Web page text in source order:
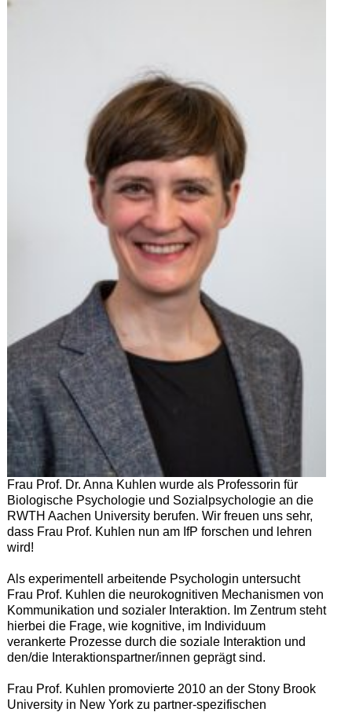
Frau Prof. Dr. Anna Kuhlen wurde als Professorin für
Biologische Psychologie und Sozialpsychologie an die
RWTH Aachen University berufen. Wir freuen uns sehr,
dass Frau Prof. Kuhlen nun am IfP forschen und lehren
wird!
Als experimentell arbeitende Psychologin untersucht
Frau Prof. Kuhlen die neurokognitiven Mechanismen von
Kommunikation und sozialer Interaktion. Im Zentrum steht
hierbei die Frage, wie kognitive, im Individuum
verankerte Prozesse durch die soziale Interaktion und
den/die Interaktionspartner/innen geprägt sind.
Frau Prof. Kuhlen promovierte 2010 an der Stony Brook
University in New York zu partner-spezifischen